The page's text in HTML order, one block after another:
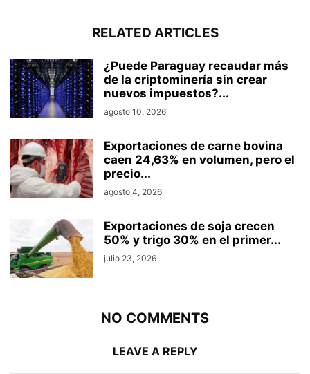
RELATED ARTICLES
¿Puede Paraguay recaudar más
de la criptominería sin crear
nuevos impuestos?...
agosto 10, 2026
Exportaciones de carne bovina
caen 24,63% en volumen, pero el
precio...
agosto 4, 2026
Exportaciones de soja crecen
50% y trigo 30% en el primer...
julio 23, 2026
NO COMMENTS
LEAVE A REPLY